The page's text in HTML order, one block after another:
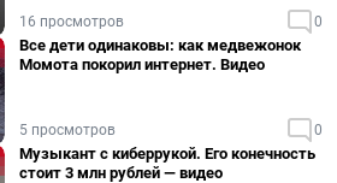
16 просмотров 0
Все дети одинаковы: как медвежонок
Момота покорил интернет. Видео
5 просмотров 0
Музыкант с киберрукой. Его конечность
стоит 3 млн рублей — видео